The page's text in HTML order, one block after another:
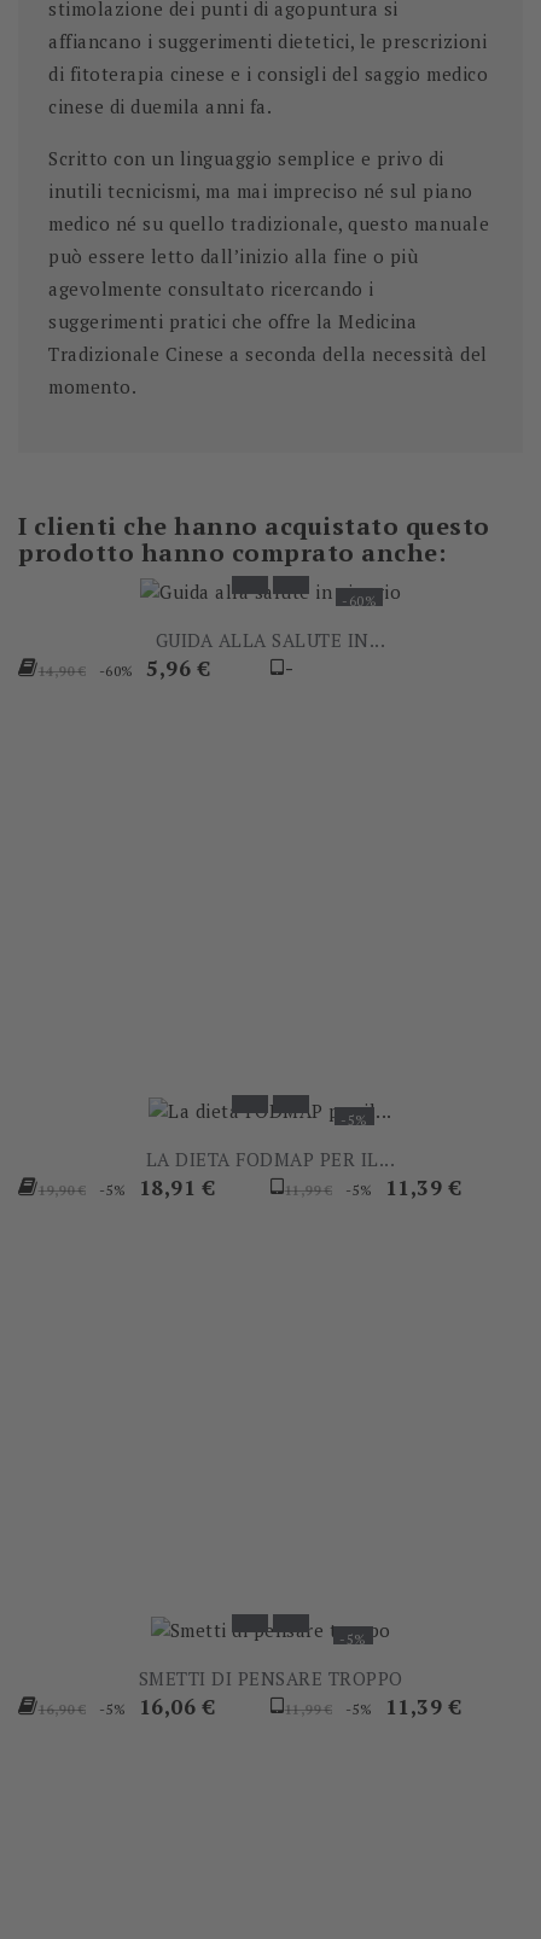
stimolazione dei punti di agopuntura si
affiancano i suggerimenti dietetici, le prescrizioni
di fitoterapia cinese e i consigli del saggio medico
cinese di duemila anni fa.
Scritto con un linguaggio semplice e privo di
inutili tecnicismi, ma mai impreciso né sul piano
medico né su quello tradizionale, questo manuale
può essere letto dall’inizio alla fine o più
agevolmente consultato ricercando i
suggerimenti pratici che offre la Medicina
Tradizionale Cinese a seconda della necessità del
momento.
I clienti che hanno acquistato questo
prodotto hanno comprato anche:
-60%
GUIDA ALLA SALUTE IN...
Prezzo
14,90 € -60% Prezzo
5,96 € -
-5%
LA DIETA FODMAP PER IL...
Prezzo
19,90 € -5% Prezzo
18,91 €
Prezzo
11,99 € -5% Prezzo
11,39 €
-5%
SMETTI DI PENSARE TROPPO
Prezzo
16,90 € -5% Prezzo
16,06 €
Prezzo
11,99 € -5% Prezzo
11,39 €